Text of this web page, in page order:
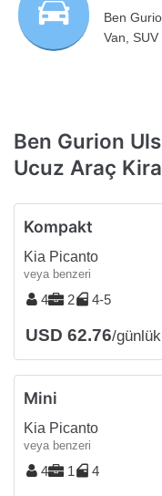
Ben
Van, SUV
Ben Gurion
Ucuz Araç
Kompakt
Kia Picanto
veya benzeri
4 2 4-5
USD 62.76/günlük
Mini
Kia Picanto
veya benzeri
4 1 4